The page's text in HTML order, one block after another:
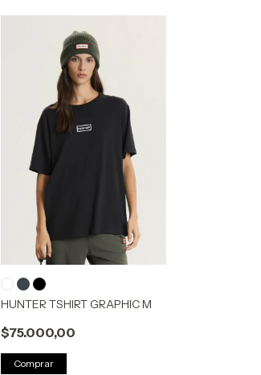
HUNTER TSHIRT GRAPHIC M
$75.000,00
Comprar